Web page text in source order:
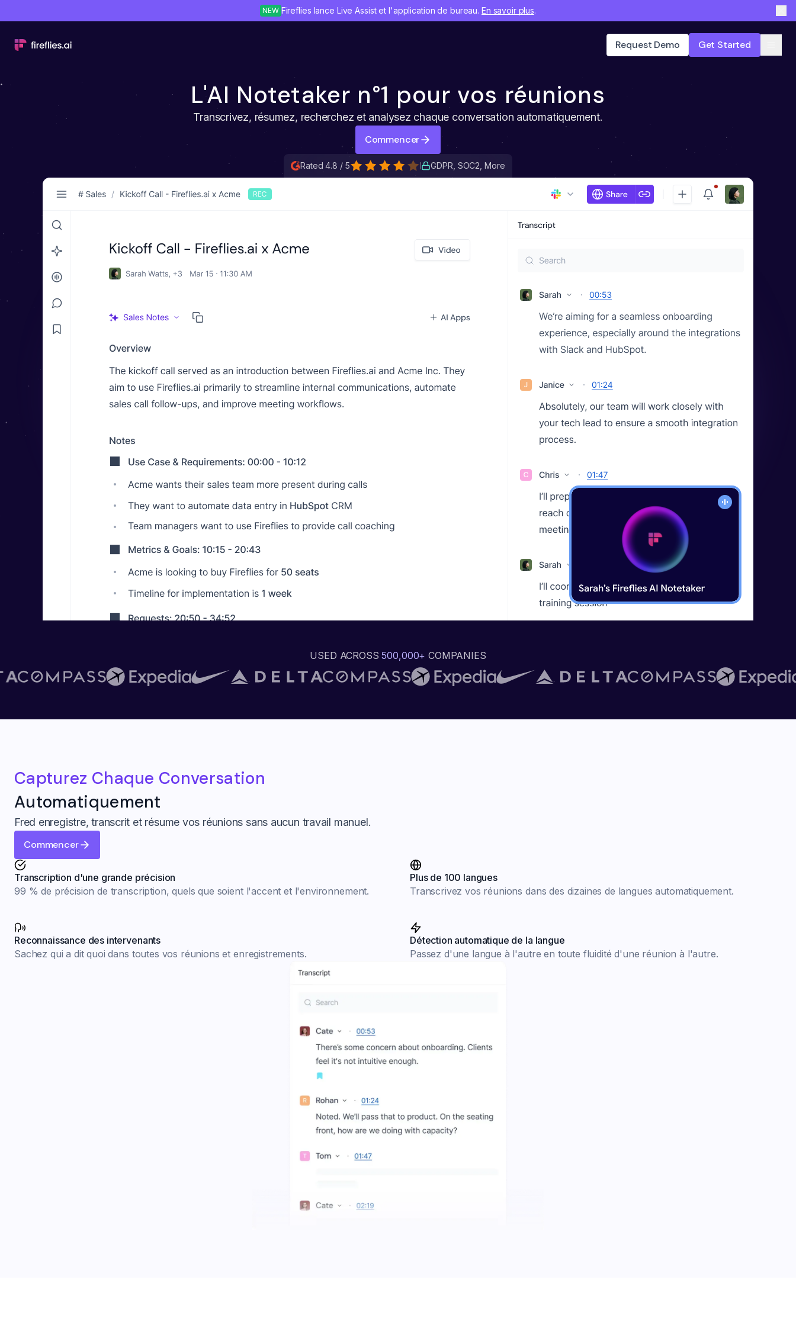
NEW Fireflies lance Live Assist et l'application de bureau. En savoir plus.
Request Demo Get Started
L'AI Notetaker n°1 pour vos réunions
Transcrivez, résumez, recherchez et analysez chaque conversation automatiquement.
Commencer
Rated 4.8 / 5 GDPR, SOC2, More
USED ACROSS500,000+ COMPANIES
Capturez Chaque Conversation
Automatiquement
Fred enregistre, transcrit et résume vos réunions sans aucun travail manuel.
Commencer
Transcription d'une grande précision
99 % de précision de transcription, quels que soient l'accent et l'environnement.
Plus de 100 langues
Transcrivez vos réunions dans des dizaines de langues automatiquement.
Reconnaissance des intervenants
Sachez qui a dit quoi dans toutes vos réunions et enregistrements.
Détection automatique de la langue
Passez d'une langue à l'autre en toute fluidité d'une réunion à l'autre.